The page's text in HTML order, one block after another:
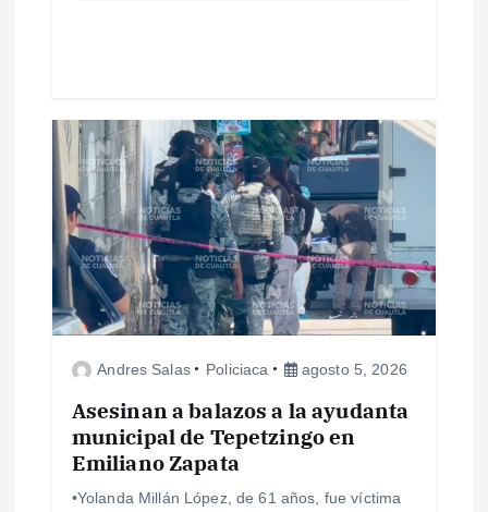
Andres Salas Policiaca agosto 5, 2026
Asesinan a balazos a la ayudanta
municipal de Tepetzingo en
Emiliano Zapata
•Yolanda Millán López, de 61 años, fue víctima